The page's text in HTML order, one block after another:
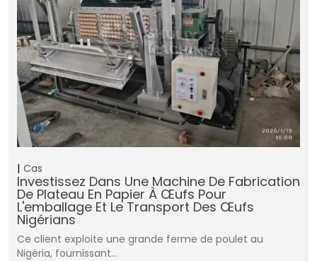
Cas
Investissez Dans Une Machine De Fabrication
De Plateau En Papier À Œufs Pour
L'emballage Et Le Transport Des Œufs
Nigérians
Ce client exploite une grande ferme de poulet au
Nigéria, fournissant…